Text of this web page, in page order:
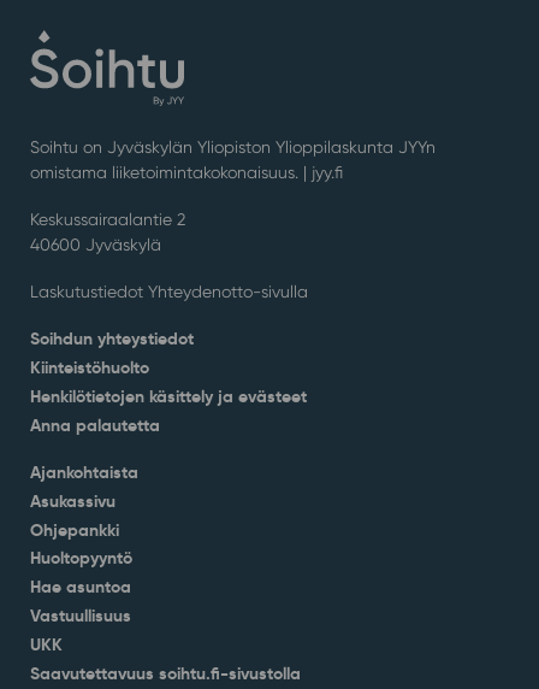
Soihtu on Jyväskylän Yliopiston Ylioppilaskunta JYYn
omistama liiketoimintakokonaisuus. | jyy.fi
Keskussairaalantie 2
40600 Jyväskylä
Laskutustiedot Yhteydenotto-sivulla
Soihdun yhteystiedot
Kiinteistöhuolto
Henkilötietojen käsittely ja evästeet
Anna palautetta
Ajankohtaista
Asukassivu
Ohjepankki
Huoltopyyntö
Hae asuntoa
Vastuullisuus
UKK
Saavutettavuus soihtu.fi-sivustolla